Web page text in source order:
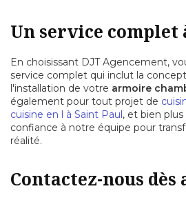
Un service complet
En choisissant DJT Agencement,
service complet qui inclut la
l'installation de votre armoire
également pour tout projet de
cuisine en l à Saint Paul, et bien
confiance à notre équipe pour
réalité.
Contactez-nous